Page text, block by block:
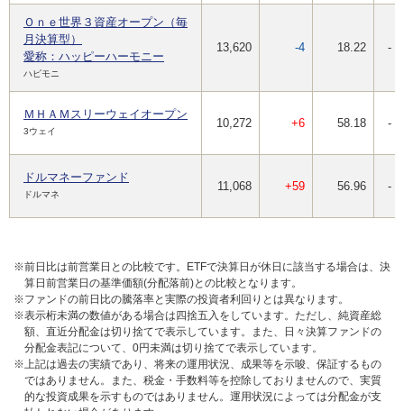
Ｏｎｅ世界３資産オープン（毎
月決算型）
愛称：ハッピーハーモニー
ハピモニ
13,620 -4 18.22 -
ＭＨＡＭスリーウェイオープン
3ウェイ
10,272 +6 58.18 -
ドルマネーファンド
ドルマネ
11,068 +59 56.96 -
※前日比は前営業日との比較です。ETFで決算日が休日に該当する場合は、決
算日前営業日の基準価額(分配落前)との比較となります。
※ファンドの前日比の騰落率と実際の投資者利回りとは異なります。
※表示桁未満の数値がある場合は四捨五入をしています。ただし、純資産総
額、直近分配金は切り捨てで表示しています。また、日々決算ファンドの
分配金表記について、0円未満は切り捨てで表示しています。
※上記は過去の実績であり、将来の運用状況、成果等を示唆、保証するもの
ではありません。また、税金・手数料等を控除しておりませんので、実質
的な投資成果を示すものではありません。運用状況によっては分配金が支